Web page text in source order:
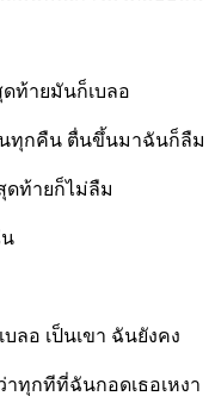
ดท้ายมันก็เบลอ
นทุกคืน ตื่นขึ้นมาฉันก็ลืม
ดท้ายก็ไม่ลืม
น
ลอ เป็นเขา ฉันยังคง
าทุกทีที่ฉันกอดเธอเหงา